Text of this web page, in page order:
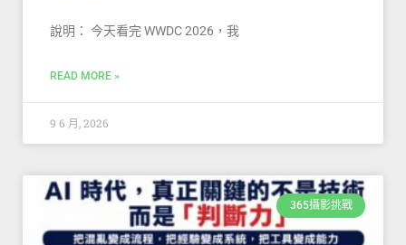
說明： 今天看完 WWDC 2026，我
READ MORE »
9 6 月, 2026
365攝影挑戰